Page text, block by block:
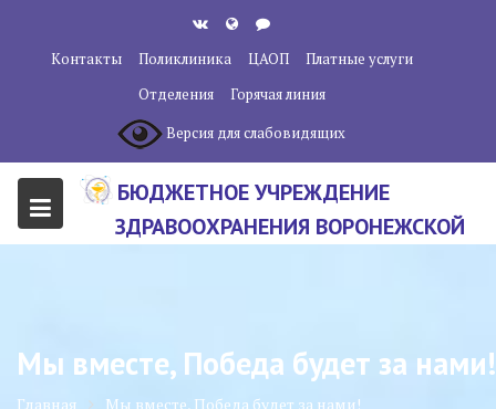
содержанию
Контакты Поликлиника ЦАОП
Платные услуги
Отделения
Горячая линия
Версия для слабовидящих
БЮДЖЕТНОЕ УЧРЕЖДЕНИЕ
ЗДРАВООХРАНЕНИЯ ВОРОНЕЖСКОЙ
ЦЕНТР"
Мы вместе, Победа будет за нами!
Главная Мы вместе, Победа будет за нами!